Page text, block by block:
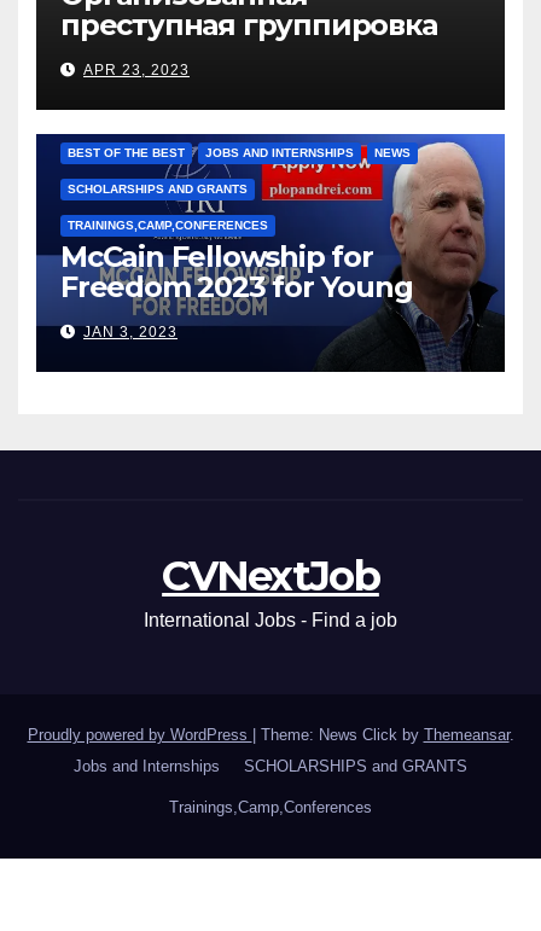
преступная группировка
под руководством Игоря
Рижкова (Ryzhkov Ihor) и
Марии Соколовой
APR 23, 2023
BEST OF THE BEST JOBS AND INTERNSHIPS NEWS
SCHOLARSHIPS AND GRANTS
TRAININGS,CAMP,CONFERENCES
McCain Fellowship for
Freedom 2023 for Young
Leaders
JAN 3, 2023
CVNextJob
International Jobs - Find a job
Proudly powered by WordPress Theme: News Click by Themeansar.
Jobs and Internships
SCHOLARSHIPS and GRANTS
Trainings,Camp,Conferences